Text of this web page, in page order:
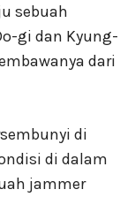
sebuah
gi dan Kyung-
dari
di
di dalam
jammer